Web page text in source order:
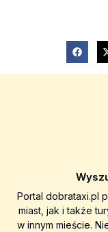
Portal dobrataxi.pl
miast, jak i także
w innym mieście.